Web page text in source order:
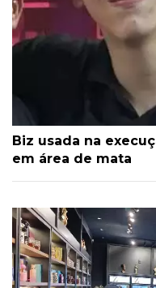
Biz usada na
em área de mata